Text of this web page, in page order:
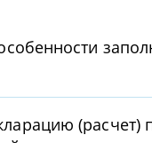
(расчет)